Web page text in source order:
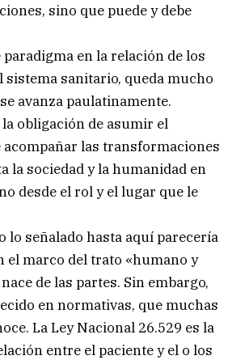
sino que puede y debe
paradigma en la relación de los
sistema sanitario, queda mucho
avanza paulatinamente.
obligación de asumir el
las transformaciones
la sociedad y la humanidad en
desde el rol y el lugar que le
lo señalado hasta aquí parecería
el marco del trato «humano y
de las partes. Sin embargo,
en normativas, que muchas
La Ley Nacional 26.529 es la
entre el paciente y el o los